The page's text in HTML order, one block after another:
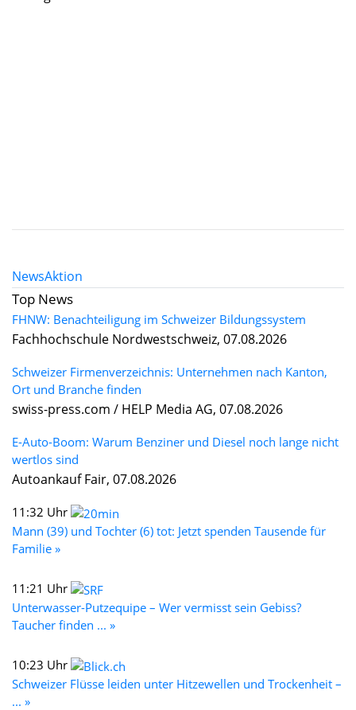
NewsAktion
Top News
FHNW: Benachteiligung im Schweizer Bildungssystem
Fachhochschule Nordwestschweiz, 07.08.2026
Schweizer Firmenverzeichnis: Unternehmen nach Kanton,
Ort und Branche finden
swiss-press.com / HELP Media AG, 07.08.2026
E-Auto-Boom: Warum Benziner und Diesel noch lange nicht
wertlos sind
Autoankauf Fair, 07.08.2026
11:32 Uhr
Mann (39) und Tochter (6) tot: Jetzt spenden Tausende für
Familie »
11:21 Uhr
Unterwasser-Putzequipe – Wer vermisst sein Gebiss?
Taucher finden ... »
10:23 Uhr
Schweizer Flüsse leiden unter Hitzewellen und Trockenheit –
... »